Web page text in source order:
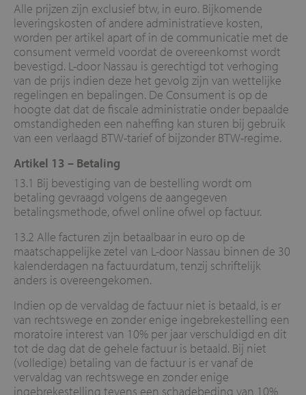
Alle prijzen zijn exclusief btw, in euro. Bijkomende
leveringskosten of andere administratieve kosten,
worden per artikel apart of in de communicatie met de
consument vermeld voordat de overeenkomst wordt
bevestigd. L-door Nassau is gerechtigd tot verhoging
van de prijs indien deze het gevolg zijn van wettelijke
regelingen en bepalingen. De Consument is op de
hoogte dat dat de fiscale administratie onder bepaalde
omstandigheden een naheffing kan sturen bij gebruik
van een verlaagd BTW-tarief of bijzonder BTW-regime.
Artikel 13 – Betaling
13.1 Bij bevestiging van de bestelling wordt om
betaling gevraagd volgens de aangegeven
betalingsmethode, ofwel online ofwel op factuur.
13.2 Alle facturen zijn betaalbaar in euro op de
maatschappelijke zetel van L-door Nassau binnen de 30
kalenderdagen na factuurdatum, tenzij schriftelijk
anders is overeengekomen.
Indien op de vervaldag de factuur niet is betaald, is er
van rechtswege en zonder enige ingebrekestelling een
moratoire interest van 10% per jaar verschuldigd en dit
tot de dag dat de gehele factuur is betaald. Bij niet
(volledige) betaling van de factuur is er vanaf de
vervaldag van rechtswege en zonder enige
ingebrekestelling tevens een schadebeding van 10%